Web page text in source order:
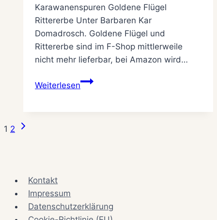
Karawanenspuren Goldene Flügel
Rittererbe Unter Barbaren Kar
Domadrosch. Goldene Flügel und
Rittererbe sind im F-Shop mittlerweile
nicht mehr lieferbar, bei Amazon wird…
WeiterlesenDas
Seitennavigation
1 2
Nächste
Kontakt
Impressum
Datenschutzerklärung